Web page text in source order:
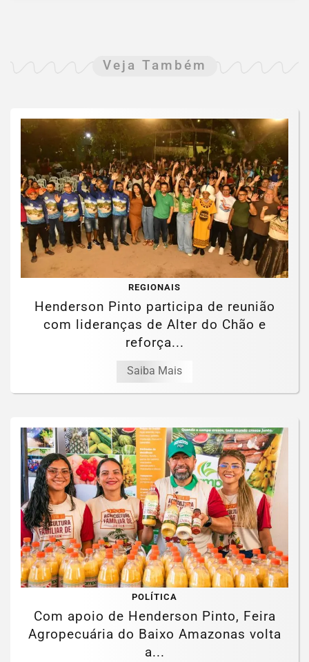
Veja Também
REGIONAIS
Henderson Pinto participa de reunião
com lideranças de Alter do Chão e
reforça...
Saiba Mais
POLÍTICA
Com apoio de Henderson Pinto, Feira
Agropecuária do Baixo Amazonas volta
a...